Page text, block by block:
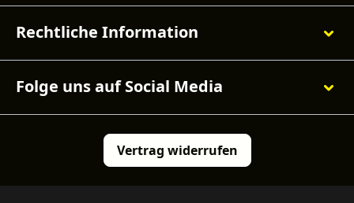
Rechtliche Information
Folge uns auf Social Media
Vertrag widerrufen